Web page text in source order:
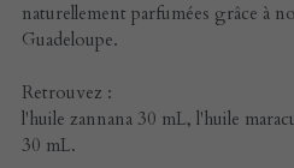
naturellement parfumées grâce à
Guadeloupe.
Retrouvez :
l'huile zannana 30 mL, l'huile
30 mL.